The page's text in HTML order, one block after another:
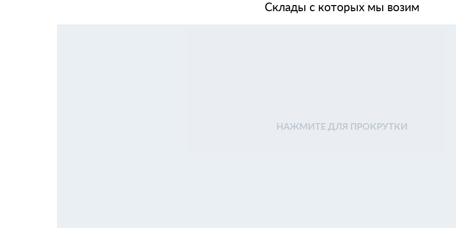
Склады с которых мы возим
НАЖМИТЕ ДЛЯ ПРОКРУТКИ